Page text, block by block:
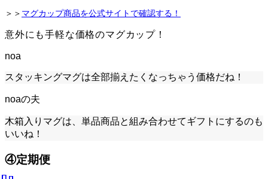
＞＞ マグカップ商品を公式サイトで確認する！
意外にも手軽な価格のマグカップ！
noa
スタッキングマグは全部揃えたくなっちゃう価格だね！
noaの夫
木箱入りマグは、単品商品と組み合わせてギフトにするのも
いいね！
④定期便